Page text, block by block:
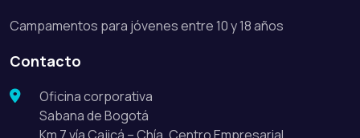
Campamentos para jóvenes entre 10 y 18 años
Contacto
Oficina corporativa
Sabana de Bogotá